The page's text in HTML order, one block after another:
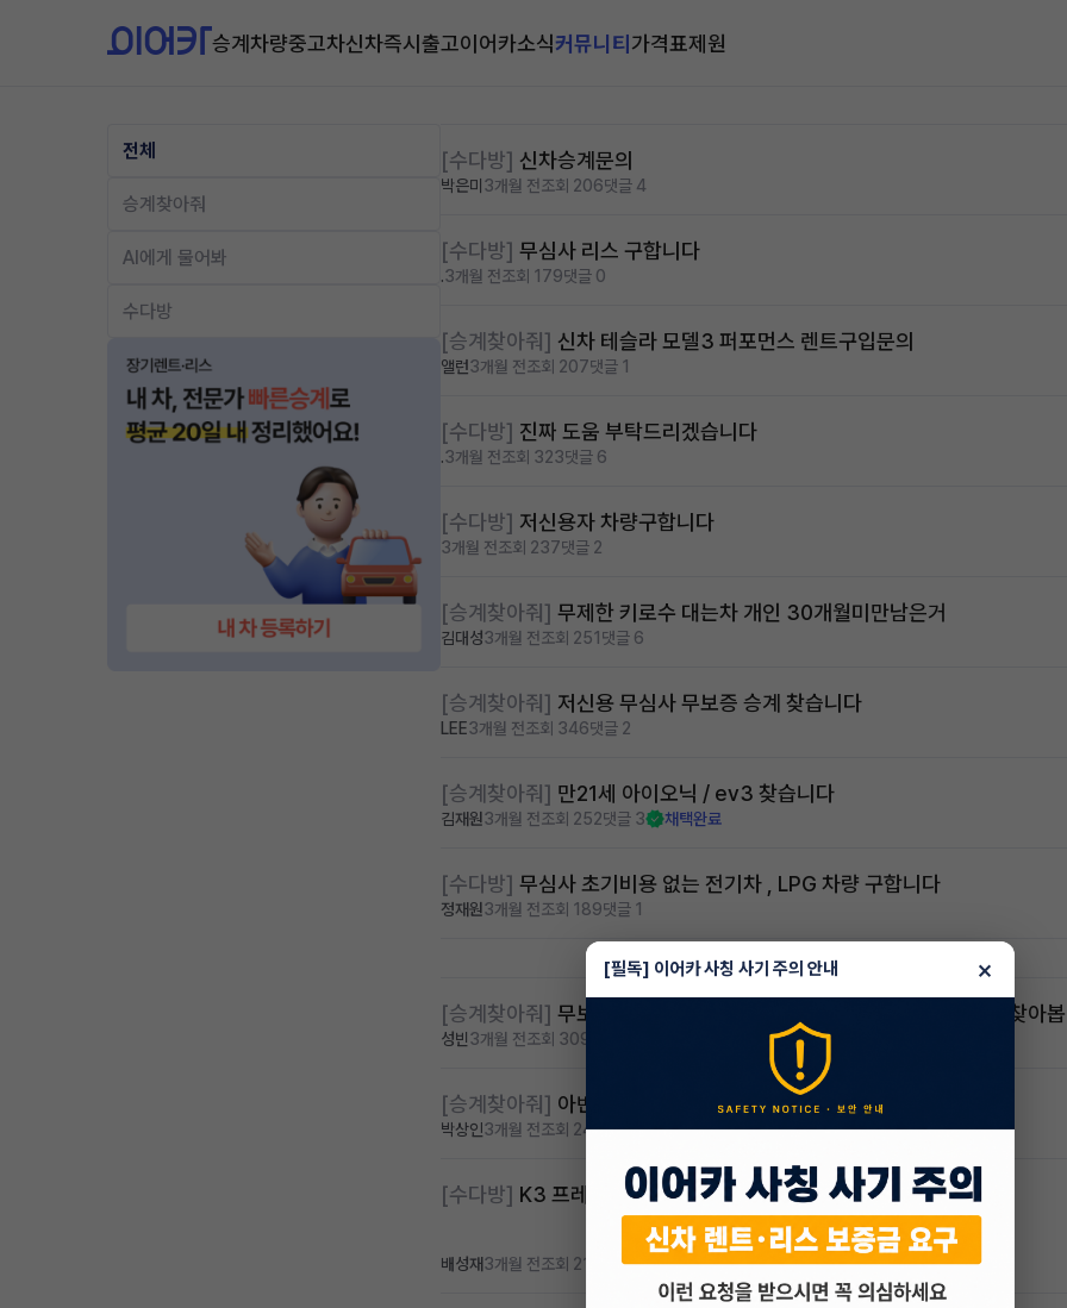
승계차량중고차신차즉시출고이어카소식커뮤니티가격표제원
전체
승계찾아줘
AI에게 물어봐
수다방
[수다방] 신차승계문의
박은미 3개월 전조회 206댓글 4
[수다방] 무심사 리스 구합니다
.3개월 전조회 179댓글 0
[승계찾아줘] 신차 테슬라 모델3 퍼포먼스 렌트구입문의
앨런3개월 전조회 207댓글 1
[수다방] 진짜 도움 부탁드리겠습니다
.3개월 전조회 323댓글 6
[수다방] 저신용자 차량구합니다
3개월 전조회 237댓글 2
[승계찾아줘] 무제한 키로수 대는차 개인 30개월미만남은거
김대성3개월 전조회 251 댓글 6
[승계찾아줘] 저신용 무심사 무보증 승계 찾습니다
LEE3개월 전조회 346댓글 2
[승계찾아줘] 만21세 아이오닉 / ev3 찾습니다
김재원3개월 전조회 252댓글 3 채택완료
[수다방] 무심사 초기비용 없는 전기차 , LPG 차량 구합니다
정재원3개월 전조회 189댓글 1
[승계찾아줘] 무보증 무심사 승계 및 제2운전자 만26세 그랜져gn7 찾아
성빈3개월 전조회 309
[승계찾아줘] 아반떼 CN7 승계자 구합니다.
박상인3개월 전조회 246댓글 5
[수다방] K3 프레스티지 2운전자 구합니다
배성재3개월 전조회 218 댓글 0
[필독] 이어카 사칭 사기 주의 안내 ×